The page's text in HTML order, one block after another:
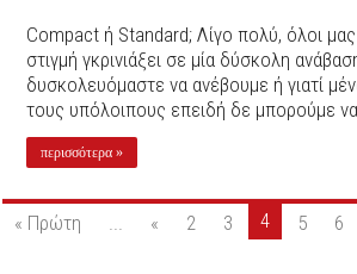
Compact ή Standard; Λίγο πολύ, όλοι
στιγμή γκρινιάξει σε μία δύσκολη
δυσκολευόμαστε να ανέβουμε ή γιατί
τους υπόλοιπους επειδή δε μπορούμε
περισσότερα »
« Πρώτη « 2 3 4 5 6